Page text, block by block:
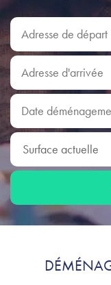
Adresse de départ
Adresse d'arrivée
Date déménagement
Surface actuelle
Surface actuelle